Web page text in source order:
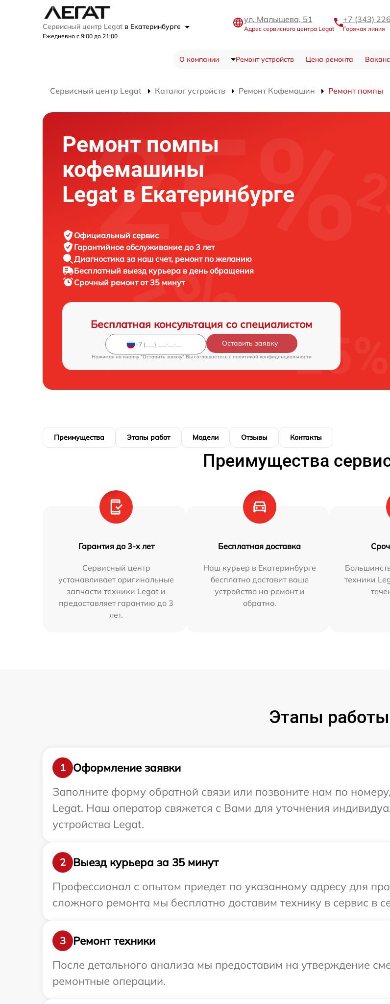
Сервисный центр Legat в Екатеринбурге
Ежедневно с 9:00 до 21:00
ул. Малышева, 51
Адрес сервисного центра Legat
+7 (343)
Горячая линия
О компании Ремонт устройств Цена ремонта
Сервисный центр Legat Каталог устройств Ремонт Кофемашин Ремонт помпы
Ремонт помпы
кофемашины
Legat в Екатеринбурге
Официальный сервис
Гарантийное обслуживание до 3 лет
Диагностика за наш счет, ремонт по желанию
Бесплатный выезд курьера в день обращения
Срочный ремонтот 35 минут
Бесплатная консультация со специалистом
Оставить заявку
Нажимая на кнопку "Оставить заявку" Вы соглашаетесь c политикой конфиденциальности
Преимущества Этапы работ Модели Отзывы Контакты
Преимущества
Гарантия до 3-х лет
Сервисный центр
устанавливает оригинальные
запчасти техники Legat и
предоставляет гарантию до 3
лет.
Бесплатная доставка
Наш курьер в Екатеринбурге
бесплатно доставит ваше
устройство на ремонт и
обратно.
техники
Этапы работы
1
Оформление заявки
Заполните форму обратной связи или позвоните нам по
Legat. Наш оператор свяжется с Вами для уточнения
устройства Legat.
2
Выезд курьера за 35 минут
Профессионал с опытом приедет по указанному адресу для
сложного ремонта мы бесплатно доставим технику в сервис в
3
Ремонт техники
После детального анализа мы предоставим на утверждение
ремонтные операции.